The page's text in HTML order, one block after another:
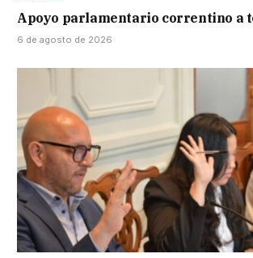
Apoyo parlamentario correntino a
6 de agosto de 2026